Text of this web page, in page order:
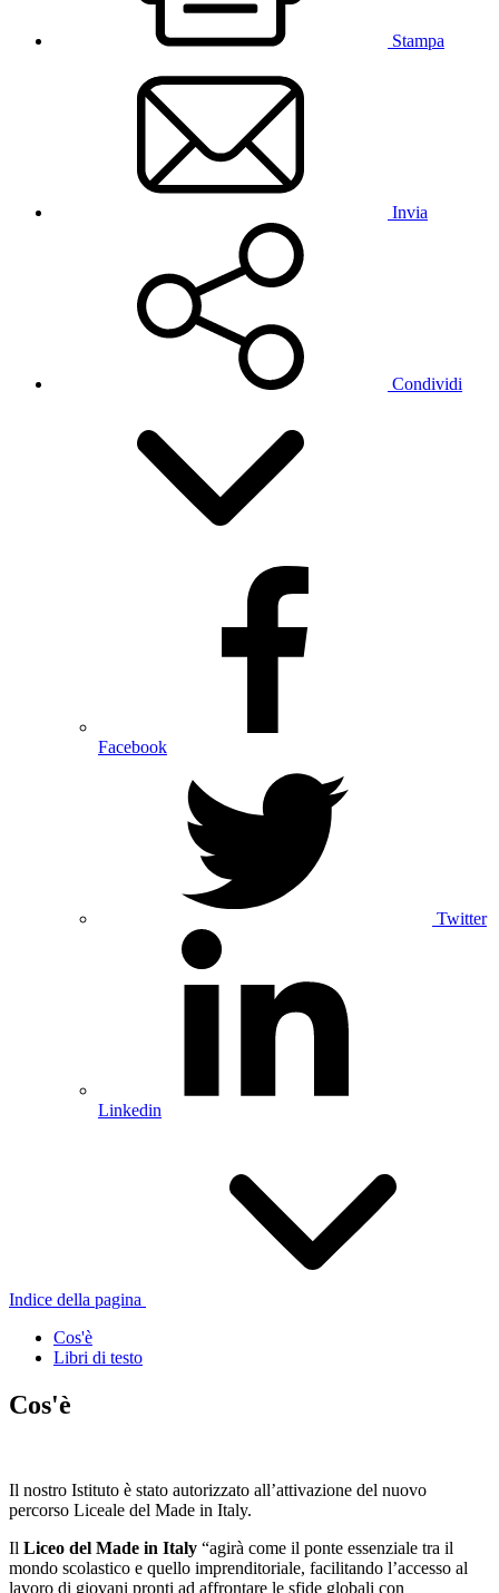
Stampa
Invia
Condividi
Facebook
Twitter
Linkedin
Indice della pagina
Cos'è
Libri di testo
Cos'è
Il nostro Istituto è stato autorizzato all’attivazione del nuovo
percorso Liceale del Made in Italy.
Il Liceo del Made in Italy “agirà come il ponte essenziale tra il
mondo scolastico e quello imprenditoriale, facilitando l’accesso al
lavoro di giovani pronti ad affrontare le sfide globali con